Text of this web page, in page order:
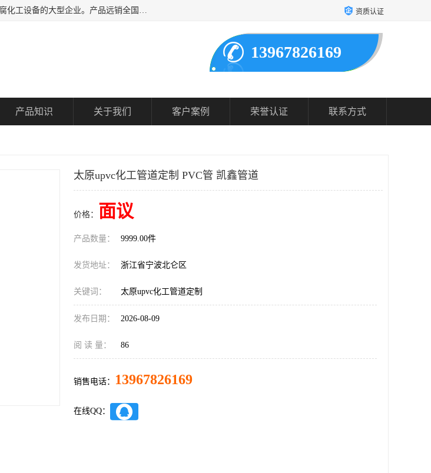
凯鑫管道科技有限公司是一家专业生产PPH、CPVC各类塑料阀门、塑料管道等非金属防腐化工设备的大型企业。产品远销全国三十一个省、市、自治区,广泛应用于化工、石油、氯碱、染料、制药、农药等行业，深受广大用户欢迎，是目前国内生产化工泵、阀门规模较大的生产基地之一。 资质认证
13967826169
产品知识 关于我们 客户案例 荣誉认证 联系方式
太原upvc化工管道定制 PVC管 凯鑫管道
价格： 面议
产品数量： 9999.00件
发货地址： 浙江省宁波北仑区
关键词： 太原upvc化工管道定制
发布日期： 2026-08-09
阅 读 量： 86
销售电话： 13967826169
在线QQ：